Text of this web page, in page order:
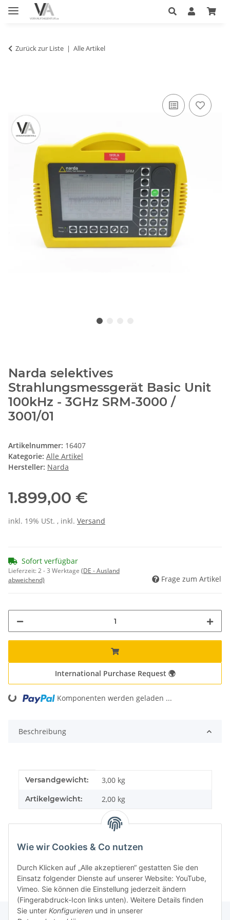
Wie wir Cookies & Co nutzen
Durch Klicken auf „Alle akzeptieren“ gestatten Sie den
Einsatz folgender Dienste auf unserer Website: YouTube,
Vimeo. Sie können die Einstellung jederzeit ändern
(Fingerabdruck-Icon links unten). Weitere Details finden
Sie unter Konfigurieren und in unserer
Zurück zur Liste Alle Artikel
Narda selektives
Strahlungsmessgerät Basic Unit
100kHz - 3GHz SRM-3000 /
3001/01
Artikelnummer: 16407
Kategorie: Alle Artikel
Hersteller: Narda
1.899,00 €
inkl. 19% USt. , inkl. Versand
Sofort verfügbar
Lieferzeit:2 - 3 Werktage (DE - Ausland
abweichend)
Frage zum Artikel
International Purchase Request 🌍
Loading... Komponenten werden geladen ...
Beschreibung
Produkteigenschaft
Wert
Versandgewicht: 3,00 kg
Artikelgewicht: 2,00 kg